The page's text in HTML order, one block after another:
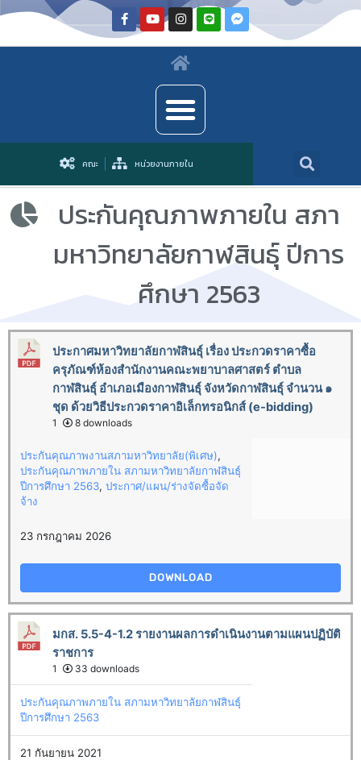
คณะ หน่วยงานภายใน
ประกันคุณภาพภายใน สภา
มหาวิทยาลัยกาฬสินธุ์ ปีการ
ศึกษา 2563
ประกาศมหาวิทยาลัยกาฬสินธุ์ เรื่อง ประกวดราคาซื้อ
ครุภัณฑ์ห้องสำนักงานคณะพยาบาลศาสตร์ ตำบล
กาฬสินธุ์ อำเภอเมืองกาฬสินธุ์ จังหวัดกาฬสินธุ์ จำนวน ๑
ชุด ด้วยวิธีประกวดราคาอิเล็กทรอนิกส์ (e-bidding)
1 8 downloads
ประกันคุณภาพงานสภามหาวิทยาลัย(พิเศษ),
ประกันคุณภาพภายใน สภามหาวิทยาลัยกาฬสินธุ์
ปีการศึกษา 2563, ประกาศ/แผน/ร่างจัดซื้อจัด
จ้าง
23 กรกฎาคม 2026
DOWNLOAD
มกส. 5.5-4-1.2 รายงานผลการดำเนินงานตามแผนปฏิบัติ
ราชการ
1 33 downloads
ประกันคุณภาพภายใน สภามหาวิทยาลัยกาฬสินธุ์
ปีการศึกษา 2563
21 กันยายน 2021